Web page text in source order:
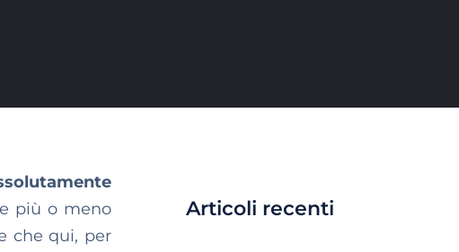
più o meno
che qui, per
Articoli recenti